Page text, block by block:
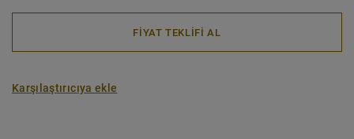
FİYAT TEKLİFİ AL
Karşılaştırıcıya ekle